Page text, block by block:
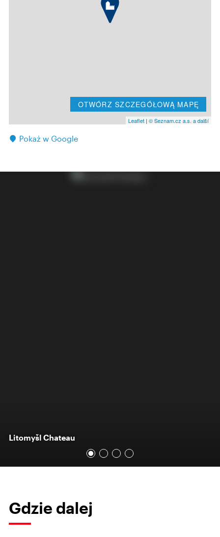
OTWÓRZ SZCZEGÓŁOWĄ MAPĘ
Leaflet | © Seznam.cz a.s. a další
Pokaż w Google
Litomyšl Chateau
Gdzie dalej